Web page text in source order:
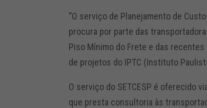
“O serviço de Planejamento de
procura por parte das
Piso Mínimo do Frete e das
de projetos do IPTC (Instituto
O serviço do SETCESP é oferecido
que presta consultoria às